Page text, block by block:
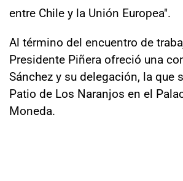
entre Chile y la Unión Europea".
Al término del encuentro de
Presidente Piñera ofreció una
Sánchez y su delegación, la que
Patio de Los Naranjos en el
Moneda.